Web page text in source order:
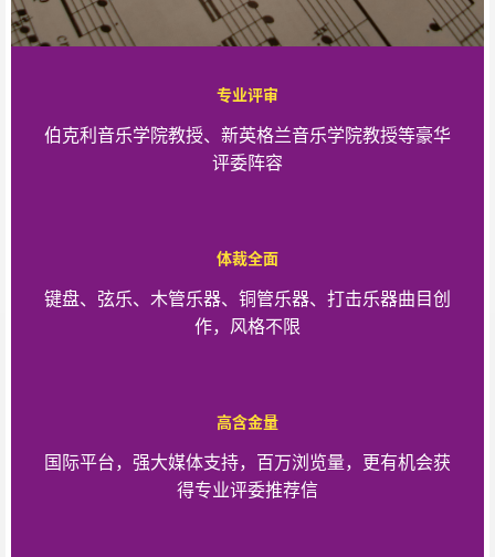
专业评审
伯克利音乐学院教授、新英格兰音乐学院教授等豪华
评委阵容
体裁全面
键盘、弦乐、木管乐器、铜管乐器、打击乐器曲目创
作，风格不限
高含金量
国际平台，强大媒体支持，百万浏览量，更有机会获
得专业评委推荐信